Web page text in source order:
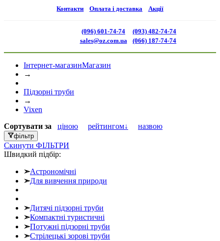
Контакти Оплата і доставка Акції
(096) 601-74-74
sales@oz.com.ua
(093) 482-74-74
(066) 187-74-74
Інтернет-магазинМагазин
→
Підзорні труби
→
Vixen
Сортувати за ціною рейтингом↓ назвою
фільтр
Скинути ФІЛЬТРИ
Швидкий підбір:
➣Астрономічні
➣Для вивчення природи
➣Дитячі підзорні труби
➣Компактні туристичні
➣Потужні підзорні труби
➣Стрілецькі зорові труби